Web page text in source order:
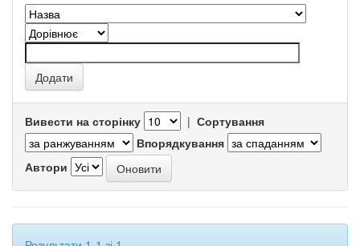
Вивести на сторінку | Сортування
Впорядкування
Автори